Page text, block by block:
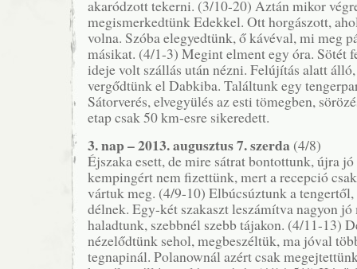
akaródzott tekerni. (3/10-20) Aztán mikor
megismerkedtünk Edekkel. Ott horgászott,
volna. Szóba elegyedtünk, ő kávéval, mi meg
másikat. (4/1-3) Megint elment egy óra. Sötét
ideje volt szállás után nézni. Felújítás alatt
vergődtünk el Dabkiba. Találtunk egy
Sátorverés, elvegyülés az esti tömegben,
etap csak 50 km-esre sikeredett.
3. nap – 2013. augusztus 7. szerda (4/8)
Éjszaka esett, de mire sátrat bontottunk, újra
kempingért nem fizettünk, mert a recepció
vártuk meg. (4/9-10) Elbúcsúztunk a
délnek. Egy-két szakaszt leszámítva nagyon
haladtunk, szebbnél szebb tájakon. (4/11-13)
nézelődtünk sehol, megbeszéltük, ma jóval
tegnapinál. Polanownál azért csak